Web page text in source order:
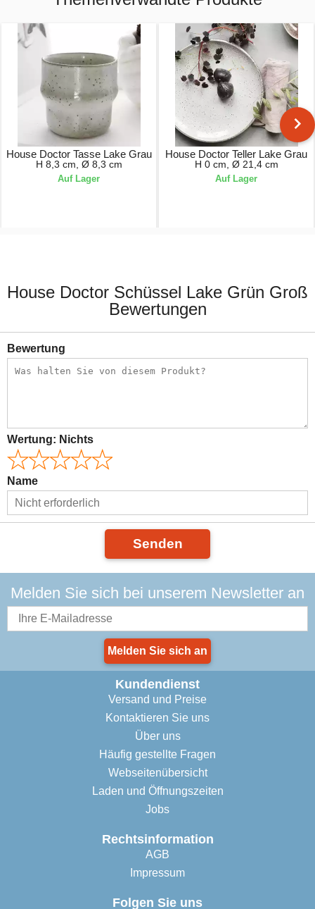
House Doctor Tasse Lake Grau
H 8,3 cm, Ø 8,3 cm
Auf Lager
House Doctor Teller Lake Grau
H 0 cm, Ø 21,4 cm
Auf Lager
House Doctor Schüssel Lake Grün Groß
Bewertungen
Bewertung
Wertung: Nichts
Name
Senden
Melden Sie sich bei unserem Newsletter an
Melden Sie sich an
Kundendienst
Versand und Preise
Kontaktieren Sie uns
Über uns
Häufig gestellte Fragen
Webseitenübersicht
Laden und Öffnungszeiten
Jobs
Rechtsinformation
AGB
Impressum
Folgen Sie uns